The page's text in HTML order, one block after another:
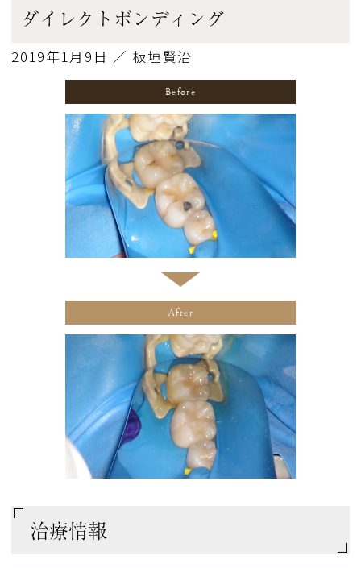
ダイレクトボンディング
2019年1月9日 ／ 板垣賢治
Before
After
治療情報